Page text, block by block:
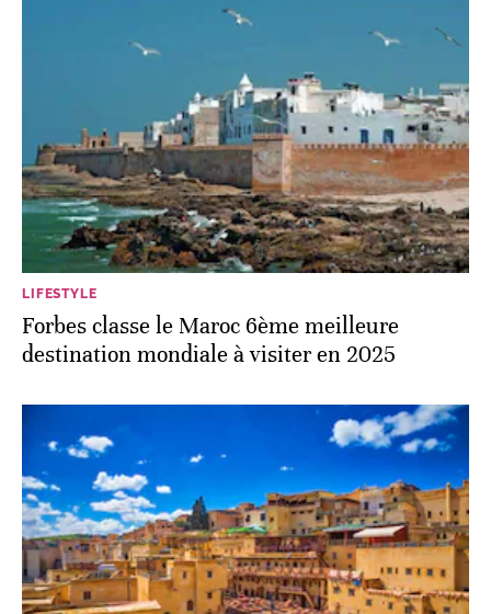
LIFESTYLE
Forbes classe le Maroc 6ème meilleure
destination mondiale à visiter en 2025